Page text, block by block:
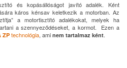
és kopásállóságot javító adalék. Ként
káros kénsav keletkezik a motorban. Az
a motortisztító adalékokat, melyek ha
a szennyeződéseket, a kormot. Ezen a
ZP technológia, ami nem tartalmaz ként.